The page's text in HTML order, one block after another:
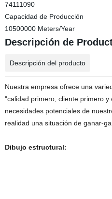
74111090
Capacidad de Producción
10500000 Meters/Year
Descripción de
Descripción del producto
Nuestra empresa ofrece una
"calidad primero, cliente primero
necesidades potenciales de
realidad una situación de ganar-
Dibujo estructural: